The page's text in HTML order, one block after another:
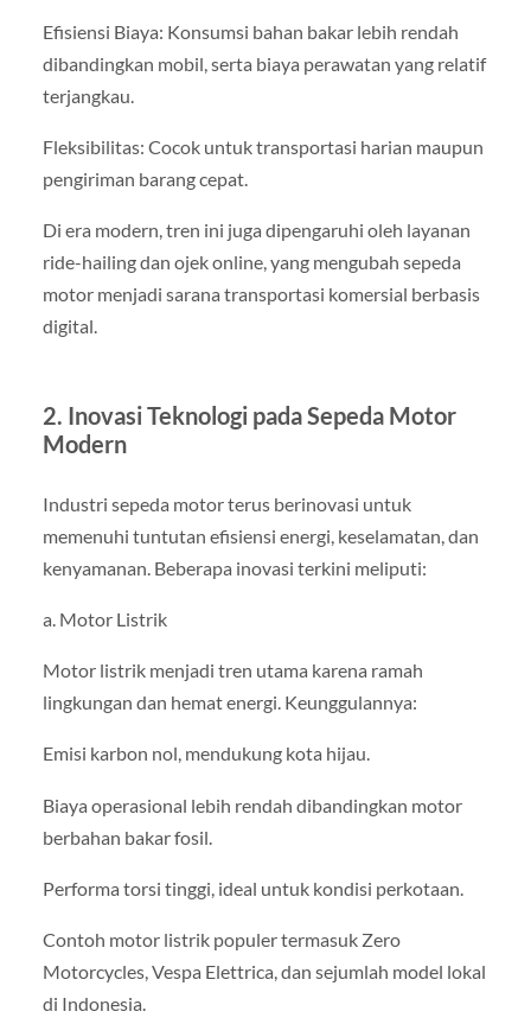
Efisiensi Biaya: Konsumsi bahan bakar lebih rendah
dibandingkan mobil, serta biaya perawatan yang relatif
terjangkau.
Fleksibilitas: Cocok untuk transportasi harian maupun
pengiriman barang cepat.
Di era modern, tren ini juga dipengaruhi oleh layanan
ride-hailing dan ojek online, yang mengubah sepeda
motor menjadi sarana transportasi komersial berbasis
digital.
2. Inovasi Teknologi pada Sepeda Motor
Modern
Industri sepeda motor terus berinovasi untuk
memenuhi tuntutan efisiensi energi, keselamatan, dan
kenyamanan. Beberapa inovasi terkini meliputi:
a. Motor Listrik
Motor listrik menjadi tren utama karena ramah
lingkungan dan hemat energi. Keunggulannya:
Emisi karbon nol, mendukung kota hijau.
Biaya operasional lebih rendah dibandingkan motor
berbahan bakar fosil.
Performa torsi tinggi, ideal untuk kondisi perkotaan.
Contoh motor listrik populer termasuk Zero
Motorcycles, Vespa Elettrica, dan sejumlah model lokal
di Indonesia.